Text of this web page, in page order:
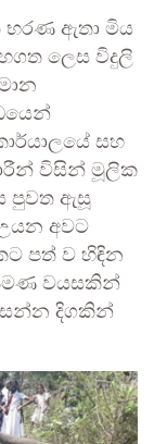
භරණ ඇතා මිය
ලෙස විදුලි
සහ
විසින් මූලික
පුවත ඇසූ
අවට
පත් ව හිඳින
පමණ වයසකින්
දිගකින්